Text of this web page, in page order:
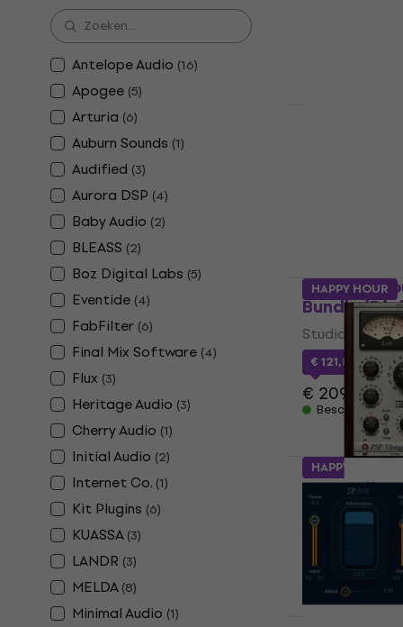
Antelope Audio (16)
Apogee (5)
Arturia (6)
Auburn Sounds (1)
Audified (3)
Aurora DSP (4)
Baby Audio (2)
BLEASS (2)
Boz Digital Labs (5)
Eventide (4)
FabFilter (6)
Final Mix Software (4)
Flux (3)
Heritage Audio (3)
Cherry Audio (1)
Initial Audio (2)
Internet Co. (1)
Kit Plugins (6)
KUASSA (3)
LANDR (3)
MELDA (8)
Minimal Audio (1)
Audified
Bundle
Studio
€ 121,85 met
€ 209
Beschikbaar
HAPPY HOUR
PSP
Warmer 2
Studio
€ 136
Beschikbaar
HAPPY HOUR